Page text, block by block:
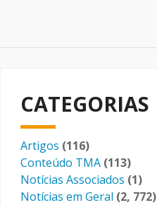
CATEGORIAS
Artigos (116)
Conteúdo TMA (113)
Notícias Associados (1)
Notícias em Geral (2, 772)